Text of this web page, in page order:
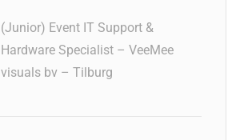
(Junior) Event IT Support &
Hardware Specialist – VeeMee
visuals bv – Tilburg